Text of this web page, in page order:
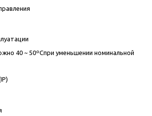
40 ~ 50ºCпри уменьшении номинальной